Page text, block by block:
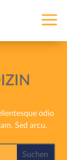
a
odio
Sed arcu.